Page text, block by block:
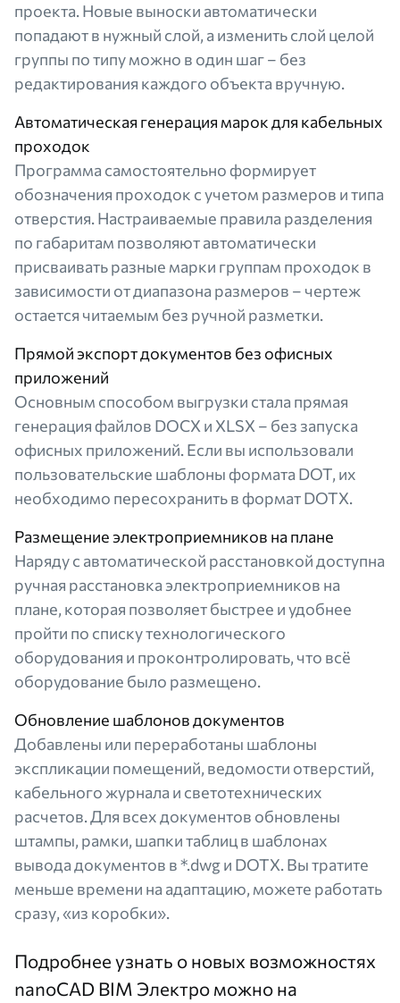
проекта. Новые выноски автоматически
попадают в нужный слой, а изменить слой целой
группы по типу можно в один шаг – без
редактирования каждого объекта вручную.
Автоматическая генерация марок для кабельных
проходок
Программа самостоятельно формирует
обозначения проходок с учетом размеров и типа
отверстия. Настраиваемые правила разделения
по габаритам позволяют автоматически
присваивать разные марки группам проходок в
зависимости от диапазона размеров – чертеж
остается читаемым без ручной разметки.
Прямой экспорт документов без офисных
приложений
Основным способом выгрузки стала прямая
генерация файлов DOCX и XLSX – без запуска
офисных приложений. Если вы использовали
пользовательские шаблоны формата DOT, их
необходимо пересохранить в формат DOTX.
Размещение электроприемников на плане
Наряду с автоматической расстановкой доступна
ручная расстановка электроприемников на
плане, которая позволяет быстрее и удобнее
пройти по списку технологического
оборудования и проконтролировать, что всё
оборудование было размещено.
Обновление шаблонов документов
Добавлены или переработаны шаблоны
экспликации помещений, ведомости отверстий,
кабельного журнала и светотехнических
расчетов. Для всех документов обновлены
штампы, рамки, шапки таблиц в шаблонах
вывода документов в *.dwg и DOTX. Вы тратите
меньше времени на адаптацию, можете работать
сразу, «из коробки».
Подробнее узнать о новых возможностях
nanoCAD BIM Электро можно на